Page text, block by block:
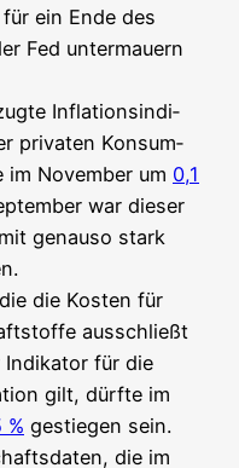
ein Ende des
Fed unter­mau­ern
Infla­ti­ons­in­di­
pri­va­ten Kon­sum­
im Novem­ber um 0,1
war die­ser
genau­so stark
die Kos­ten für
aus­schließt
Indi­ka­tor für die
gilt, dürf­te im
% gestie­gen sein.
die im